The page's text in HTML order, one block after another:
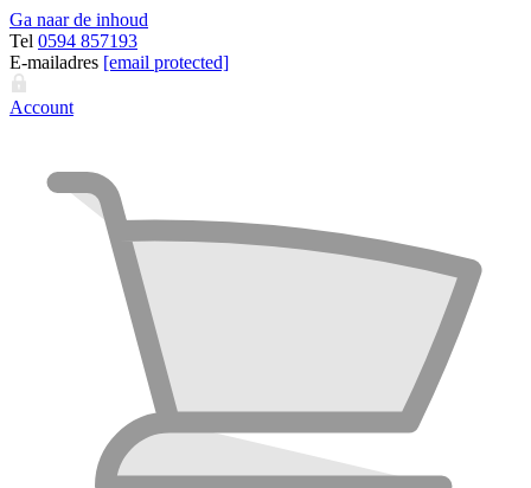
Ga naar de inhoud
Tel 0594 857193
E-mailadres [email protected]
Account